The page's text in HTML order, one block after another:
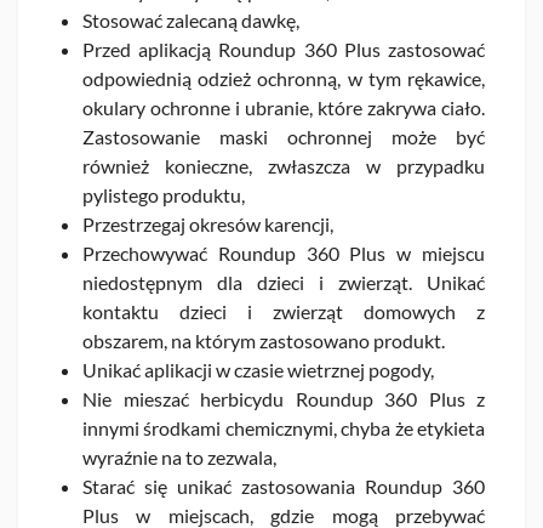
Stosować zalecaną dawkę,
Przed aplikacją Roundup 360 Plus zastosować
odpowiednią odzież ochronną, w tym rękawice,
okulary ochronne i ubranie, które zakrywa ciało.
Zastosowanie maski ochronnej może być
również konieczne, zwłaszcza w przypadku
pylistego produktu,
Przestrzegaj okresów karencji,
Przechowywać Roundup 360 Plus w miejscu
niedostępnym dla dzieci i zwierząt. Unikać
kontaktu dzieci i zwierząt domowych z
obszarem, na którym zastosowano produkt.
Unikać aplikacji w czasie wietrznej pogody,
Nie mieszać herbicydu Roundup 360 Plus z
innymi środkami chemicznymi, chyba że etykieta
wyraźnie na to zezwala,
Starać się unikać zastosowania Roundup 360
Plus w miejscach, gdzie mogą przebywać